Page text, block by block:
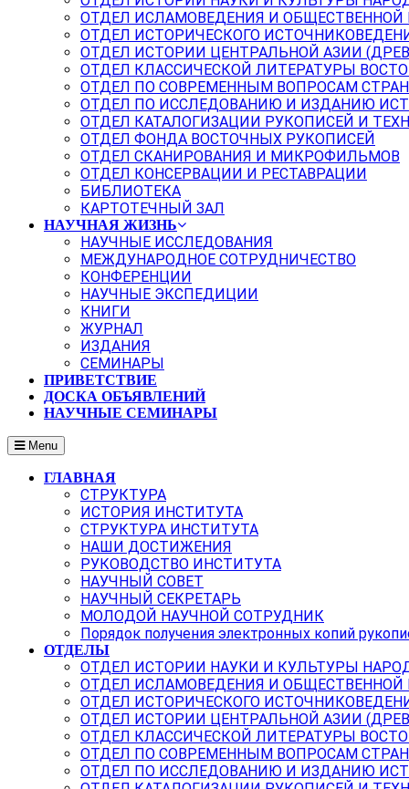
ОТДЕЛ ИСЛАМОВЕДЕНИЯ И
ОТДЕЛ ИСТОРИЧЕСКОГО
ОТДЕЛ ИСТОРИИ ЦЕНТРАЛЬНОЙ АЗИИ
ОТДЕЛ КЛАССИЧЕСКОЙ ЛИТЕРАТУРЫ
ОТДЕЛ ПО СОВРЕМЕННЫМ ВОПРОСАМ
ОТДЕЛ ПО ИССЛЕДОВАНИЮ И ИЗДАНИЮ
ОТДЕЛ КАТАЛОГИЗАЦИИ РУКОПИСЕЙ И
ОТДЕЛ ФОНДА ВОСТОЧНЫХ РУКОПИСЕЙ
ОТДЕЛ СКАНИРОВАНИЯ И МИКРОФИЛЬМОВ
ОТДЕЛ КОНСЕРВАЦИИ И РЕСТАВРАЦИИ
БИБЛИОТЕКА
КАРТОТЕЧНЫЙ ЗАЛ
НАУЧНАЯ ЖИЗНЬ
НАУЧНЫЕ ИССЛЕДОВАНИЯ
МЕЖДУНАРОДНОЕ СОТРУДНИЧЕСТВО
КОНФЕРЕНЦИИ
НАУЧНЫЕ ЭКСПЕДИЦИИ
КНИГИ
ЖУРНАЛ
ИЗДАНИЯ
СЕМИНАРЫ
ПРИВЕТСТВИЕ
ДОСКА ОБЪЯВЛЕНИЙ
НАУЧНЫЕ СЕМИНАРЫ
Menu
ГЛАВНАЯ
СТРУКТУРА
ИСТОРИЯ ИНСТИТУТА
СТРУКТУРА ИНСТИТУТА
НАШИ ДОСТИЖЕНИЯ
РУКОВОДСТВО ИНСТИТУТА
НАУЧНЫЙ СОВЕТ
НАУЧНЫЙ СЕКРЕТАРЬ
МОЛОДОЙ НАУЧНОЙ СОТРУДНИК
Порядок получения электронных копий
ОТДЕЛЫ
ОТДЕЛ ИСТОРИИ НАУКИ И КУЛЬТУРЫ
ОТДЕЛ ИСЛАМОВЕДЕНИЯ И
ОТДЕЛ ИСТОРИЧЕСКОГО
ОТДЕЛ ИСТОРИИ ЦЕНТРАЛЬНОЙ АЗИИ
ОТДЕЛ КЛАССИЧЕСКОЙ ЛИТЕРАТУРЫ
ОТДЕЛ ПО СОВРЕМЕННЫМ ВОПРОСАМ
ОТДЕЛ ПО ИССЛЕДОВАНИЮ И ИЗДАНИЮ